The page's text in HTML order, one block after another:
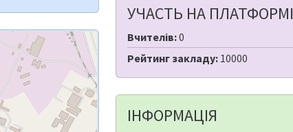
УЧАСТЬ НА ПЛАТФОРМІ
Вчителів:0
Рейтинг закладу: 10000
ІНФОРМАЦІЯ